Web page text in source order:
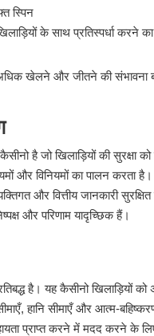
स्पिन
के साथ प्रतिस्पर्धा करने
खेलने और जीतने की संभावना
है जो खिलाड़ियों की सुरक्षा
और विनियमों का पालन करता
और वित्तीय जानकारी
और परिणाम यादृच्छिक हैं।
है। यह कैसीनो
हानि सीमाएँ और आत्म-
प्राप्त करने में मदद करने के लिए